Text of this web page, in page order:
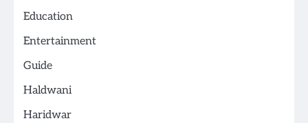
Education
Entertainment
Guide
Haldwani
Haridwar